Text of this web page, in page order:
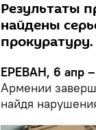
Результаты
найдены
прокуратуру.
ЕРЕВАН, 6 апр
Армении
найдя